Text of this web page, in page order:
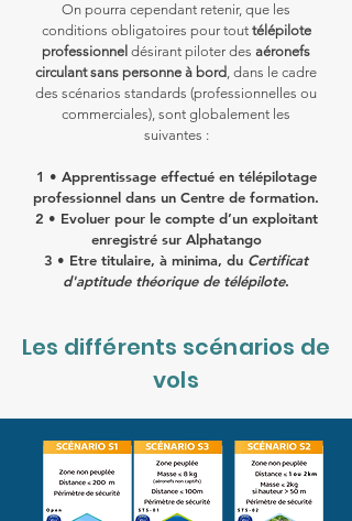
​On pourra cependant retenir, que les
conditions obligatoires pour tout télépilote
professionnel désirant piloter des aéronefs
circulant sans personne à bord, dans le cadre
des scénarios standards (professionnelles ou
commerciales), sont globalement les
suivantes :
1 • Apprentissage effectué en télépilotage
professionnel dans un Centre de formation.
2 • Evoluer pour le compte d’un exploitant
enregistré sur Alphatango
3 • Etre titulaire, à minima, du Certificat
d'aptitude théorique de télépilote.
Les différents scénarios de
vols